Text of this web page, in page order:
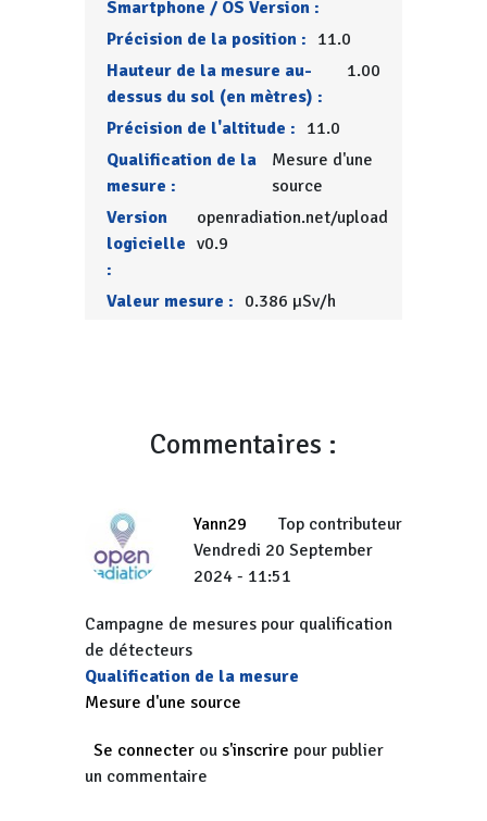
Smartphone / OS Version :
Précision de la position : 11.0
Hauteur de la mesure au-
dessus du sol (en mètres) :
1.00
Précision de l'altitude : 11.0
Qualification de la
mesure :
Mesure d'une
source
Version
logicielle
:
openradiation.net/upload
v0.9
Valeur mesure : 0.386 µSv/h
Commentaires :
Yann29
Top contributeur
Vendredi 20 September
2024 - 11:51
Campagne de mesures pour qualification
de détecteurs
Qualification de la mesure
Mesure d'une source
Se connecter ou s'inscrire pour publier
un commentaire